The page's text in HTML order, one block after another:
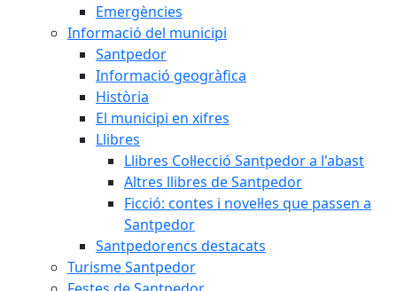
Emergències
Informació del municipi
Santpedor
Informació geogràfica
Història
El municipi en xifres
Llibres
Llibres Col·lecció Santpedor a l'abast
Altres llibres de Santpedor
Ficció: contes i novel·les que passen a
Santpedor
Santpedorencs destacats
Turisme Santpedor